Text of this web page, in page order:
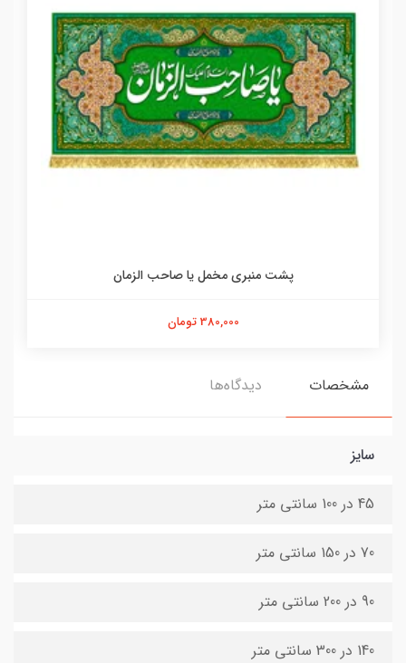
پشت منبری مخمل یا صاحب الزمان
380,000 تومان
مشخصات دیدگاه‌ها
سایز
45 در 100 سانتی متر
70 در 150 سانتی متر
90 در 200 سانتی متر
140 در 300 سانتی متر